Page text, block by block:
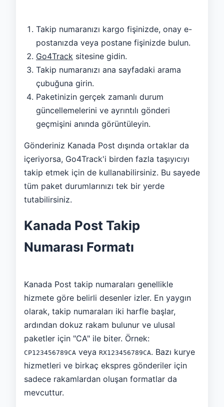
Takip numaranızı kargo fişinizde, onay e-
postanızda veya postane fişinizde bulun.
Go4Track sitesine gidin.
Takip numaranızı ana sayfadaki arama
çubuğuna girin.
Paketinizin gerçek zamanlı durum
güncellemelerini ve ayrıntılı gönderi
geçmişini anında görüntüleyin.
Gönderiniz Kanada Post dışında ortaklar da
içeriyorsa, Go4Track'i birden fazla taşıyıcıyı
takip etmek için de kullanabilirsiniz. Bu sayede
tüm paket durumlarınızı tek bir yerde
tutabilirsiniz.
Kanada Post Takip
Numarası Formatı
Kanada Post takip numaraları genellikle
hizmete göre belirli desenler izler. En yaygın
olarak, takip numaraları iki harfle başlar,
ardından dokuz rakam bulunur ve ulusal
paketler için "CA" ile biter. Örnek:
CP123456789CA veya RX123456789CA. Bazı kurye
hizmetleri ve birkaç ekspres gönderiler için
sadece rakamlardan oluşan formatlar da
mevcuttur.